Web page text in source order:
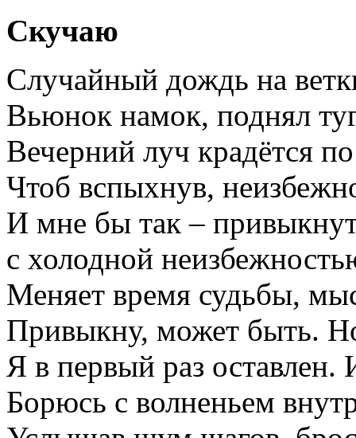
Скучаю
Случайный дождь на
Вьюнок намок, поднял
Вечерний луч крадётся
Чтоб вспыхнув,
И мне бы так –
с холодной
Меняет время судьбы,
Привыкну, может быть.
Я в первый раз оставлен.
Борюсь с волненьем